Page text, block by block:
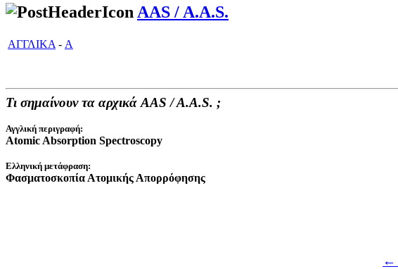
AAS / A.A.S.
ΑΓΓΛΙΚΑ - A
Τι σημαίνουν τα αρχικά AAS / A.A.S. ;
Αγγλική περιγραφή:
Atomic Absorption Spectroscopy
Ελληνική μετάφραση:
Φασματοσκοπία Ατομικής Απορρόφησης
←